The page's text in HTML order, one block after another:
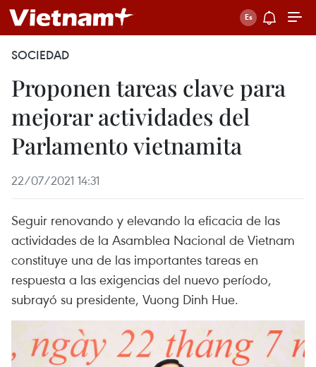
SOCIEDAD
Proponen tareas clave para
mejorar actividades del
Parlamento vietnamita
22/07/2021 14:31
Seguir renovando y elevando la eficacia de las
actividades de la Asamblea Nacional de Vietnam
constituye una de las importantes tareas en
respuesta a las exigencias del nuevo período,
subrayó su presidente, Vuong Dinh Hue.